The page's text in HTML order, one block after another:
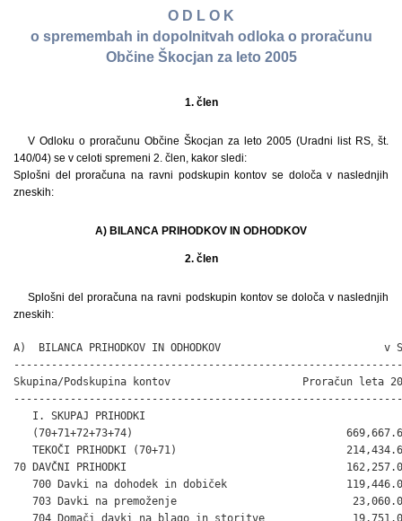
O D L O K
o spremembah in dopolnitvah odloka o proračunu
Občine Škocjan za leto 2005
1. člen
V Odloku o proračunu Občine Škocjan za leto 2005 (Uradni list RS, št.
140/04) se v celoti spremeni 2. člen, kakor sledi:
Splošni del proračuna na ravni podskupin kontov se določa v naslednjih
zneskih:
A) BILANCA PRIHODKOV IN ODHODKOV
2. člen
Splošni del proračuna na ravni podskupin kontov se določa v naslednjih
zneskih:
A)  BILANCA PRIHODKOV IN ODHODKOV                          v
Skupina/Podskupina kontov                     Proračun leta
   I. SKUPAJ PRIHODKI
(70+71+72+73+74)
TEKOČI PRIHODKI (70+71)
70 DAVČNI PRIHODKI
700 Davki na dohodek in dobiček
703 Davki na premoženje
704 Domači davki na blago in storitve